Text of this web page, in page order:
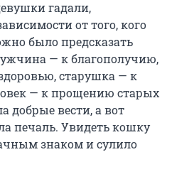
гадали,
от того, кого
было предсказать
— к благополучию,
старушка — к
— к прощению старых
добрые вести, а вот
печаль. Увидеть кошку
знаком и сулило